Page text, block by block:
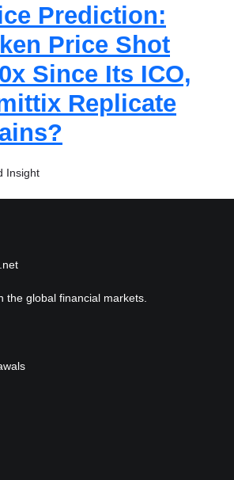
Prediction:
Price Shot
Since Its ICO,
Replicate
Insight
the global financial markets.